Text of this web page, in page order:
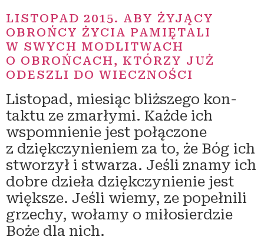
LISTOPAD 2015. ABY ŻYJĄCY
OBROŃCY ŻYCIA PAMIĘTALI
W SWYCH MODLITWACH
O OBROŃCACH, KTÓRZY JUŻ
ODESZLI DO WIECZNOŚCI
Listopad, mie­siąc bliż­sze­go kon­
tak­tu ze zmar­ły­mi. Każde ich
wspo­mnie­nie jest połą­czo­ne
z dzięk­czy­nie­niem za to, że Bóg ich
stwo­rzył i stwa­rza. Jeśli zna­my ich
dobre dzie­ła dzięk­czy­nie­nie jest
więk­sze. Jeśli wie­my, ze popeł­ni­li
grze­chy, woła­my o miło­sier­dzie
Boże dla nich.